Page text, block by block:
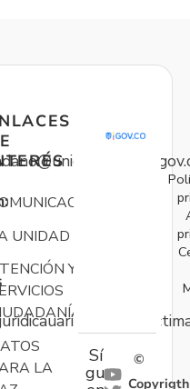
UNIDAD
Y
LA
Sí
gu
©
Copyrigth